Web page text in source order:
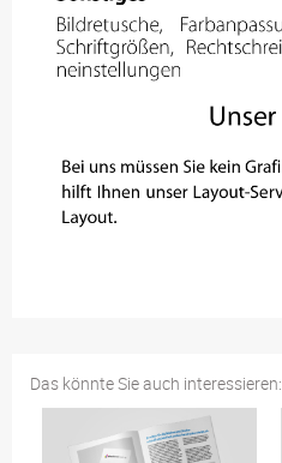
Das könnte Sie auch interessieren: